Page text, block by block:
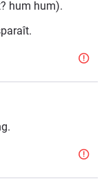
hum hum).